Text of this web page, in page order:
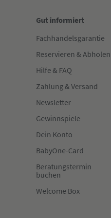
Gut informiert
Fachhandelsgarantie
Reservieren & Abholen
Hilfe & FAQ
Zahlung & Versand
Newsletter
Gewinnspiele
Dein Konto
BabyOne-Card
Beratungstermin
buchen
Welcome Box